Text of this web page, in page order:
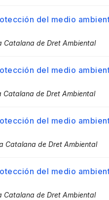
del medio
Catalana de Dret Ambiental
del medio
Catalana de Dret Ambiental
del medio
Catalana de Dret Ambiental
del medio
Catalana de Dret Ambiental